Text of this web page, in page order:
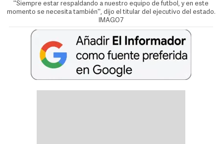
''Siempre estar respaldando a nuestro equipo de futbol, y en este
momento se necesita también'', dijo el titular del ejecutivo del estado.
IMAGO7